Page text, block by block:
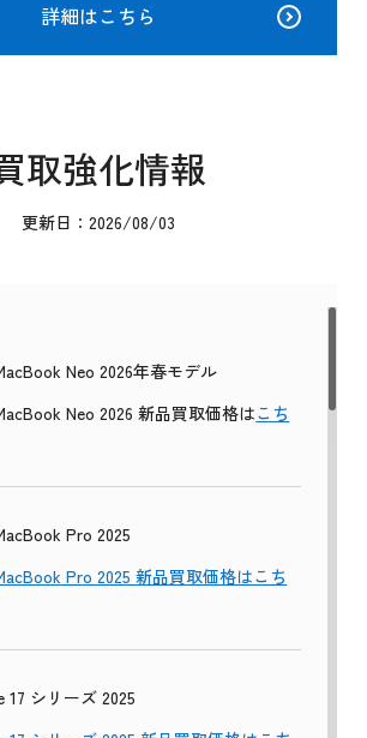
詳細はこちら
取強化情報
更新日：2026/08/03
Neo 2026年春モデル
Neo 2026 新品買取価格はこち
Pro 2025
Pro 2025 新品買取価格はこち
17 シリーズ 2025